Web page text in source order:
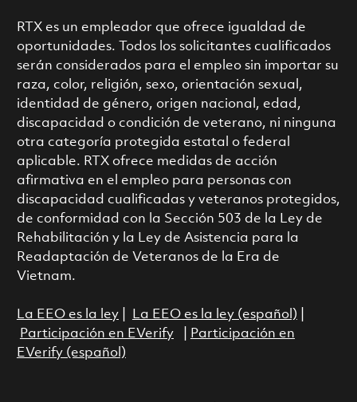
RTX es un empleador que ofrece igualdad de
oportunidades. Todos los solicitantes cualificados
serán considerados para el empleo sin importar su
raza, color, religión, sexo, orientación sexual,
identidad de género, origen nacional, edad,
discapacidad o condición de veterano, ni ninguna
otra categoría protegida estatal o federal
aplicable. RTX ofrece medidas de acción
afirmativa en el empleo para personas con
discapacidad cualificadas y veteranos protegidos,
de conformidad con la Sección 503 de la Ley de
Rehabilitación y la Ley de Asistencia para la
Readaptación de Veteranos de la Era de
Vietnam.
La EEO es la ley| La EEO es la ley (español)
Participación en EVerify|
Participación en
EVerify (español)